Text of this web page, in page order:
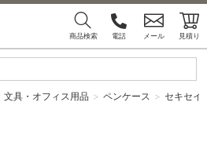
商品検索 電話 メール 見積り
文具・オフィス用品 ペンケース セキセイ